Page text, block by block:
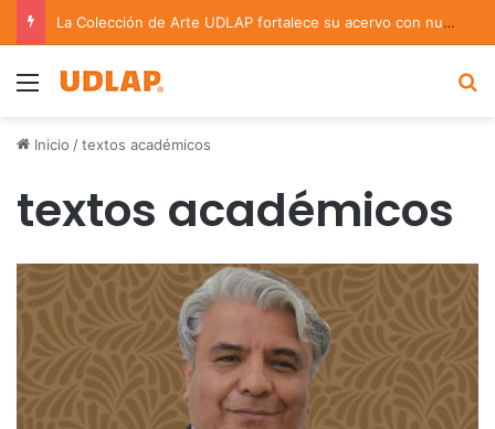
La Colección de Arte UDLAP fortalece su acervo con nuevas obras de artistas emergentes y consolidados
Menu
Inicio /textos académicos
textos académicos